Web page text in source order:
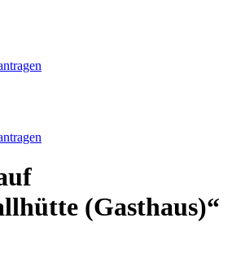
(Gasthaus)“